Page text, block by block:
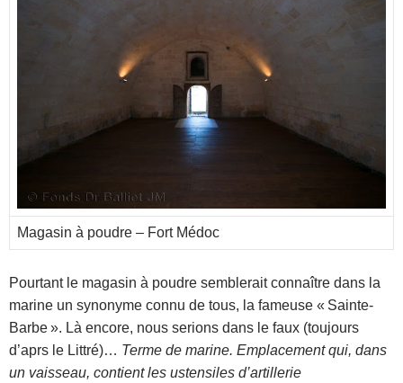
Magasin à poudre – Fort Médoc
Pourtant le magasin à poudre semblerait connaître dans la
marine un synonyme connu de tous, la fameuse « Sainte-
Barbe ». Là encore, nous serions dans le faux (toujours
d’aprs le Littré)… Terme de marine. Emplacement qui, dans
un vaisseau, contient les ustensiles d’artillerie